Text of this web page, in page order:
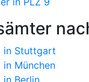
in Stuttgart
in München
in Berlin